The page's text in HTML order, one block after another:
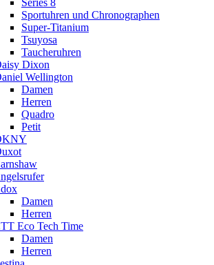
Series 8
Sportuhren und Chronographen
Super-Titanium
Tsuyosa
Taucheruhren
Dixon
Wellington
Damen
Herren
Quadro
Petit
Damen
Herren
Eco Tech Time
Damen
Herren